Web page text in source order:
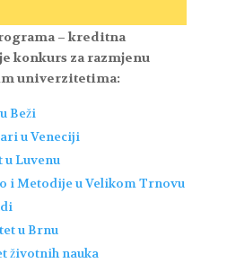
– kreditna
konkurs za razmjenu
univerzitetima:
Beži
u Veneciji
Luvenu
i Metodije u Velikom Trnovu
u Brnu
životnih nauka